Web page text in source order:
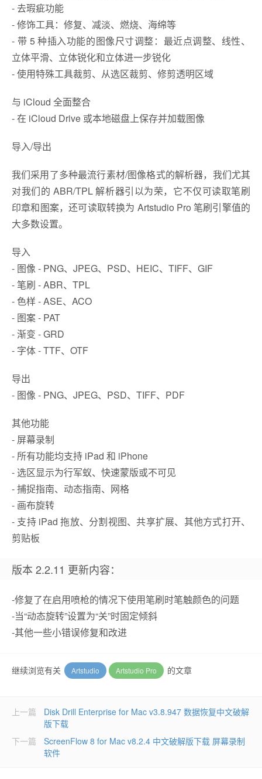
- 去瑕疵功能
- 修饰工具：修复、减淡、燃烧、海绵等
- 带 5 种插入功能的图像尺寸调整：最近点调整、线性、
立体平滑、立体锐化和立体进一步锐化
- 使用特殊工具裁剪、从选区裁剪、修剪透明区域
与 iCloud 全面整合
- 在 iCloud Drive 或本地磁盘上保存并加载图像
导入/导出
我们采用了多种最流行素材/图像格式的解析器，我们尤其
对我们的 ABR/TPL 解析器引以为荣，它不仅可读取笔刷
印章和图案，还可读取转换为 Artstudio Pro 笔刷引擎值的
大多数设置。
导入
- 图像 - PNG、JPEG、PSD、HEIC、TIFF、GIF
- 笔刷 - ABR、TPL
- 色样 - ASE、ACO
- 图案 - PAT
- 渐变 - GRD
- 字体 - TTF、OTF
导出
- 图像 - PNG、JPEG、PSD、TIFF、PDF
其他功能
- 屏幕录制
- 所有功能均支持 iPad 和 iPhone
- 选区显示为行军蚁、快速蒙版或不可见
- 捕捉指南、动态指南、网格
- 画布旋转
- 支持 iPad 拖放、分割视图、共享扩展、其他方式打开、
剪贴板
版本 2.2.11 更新内容：
-修复了在启用喷枪的情况下使用笔刷时笔触颜色的问题
-当“动态旋转”设置为“关”时固定倾斜
-其他一些小错误修复和改进
继续浏览有关 Artstudio Artstudio Pro 的文章
上一篇
Disk Drill Enterprise for Mac v3.8.947 数据恢复中文破解
版下载
ScreenFlow 8 for Mac v8.2.4 中文破解版下载 屏幕录制
软件
下一篇